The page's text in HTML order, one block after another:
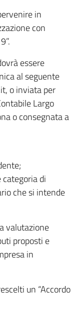
in
con
essere
al seguente
o inviata per
Largo
o consegnata a
di
che si intende
valutazione
proposti e
in
un “Accordo